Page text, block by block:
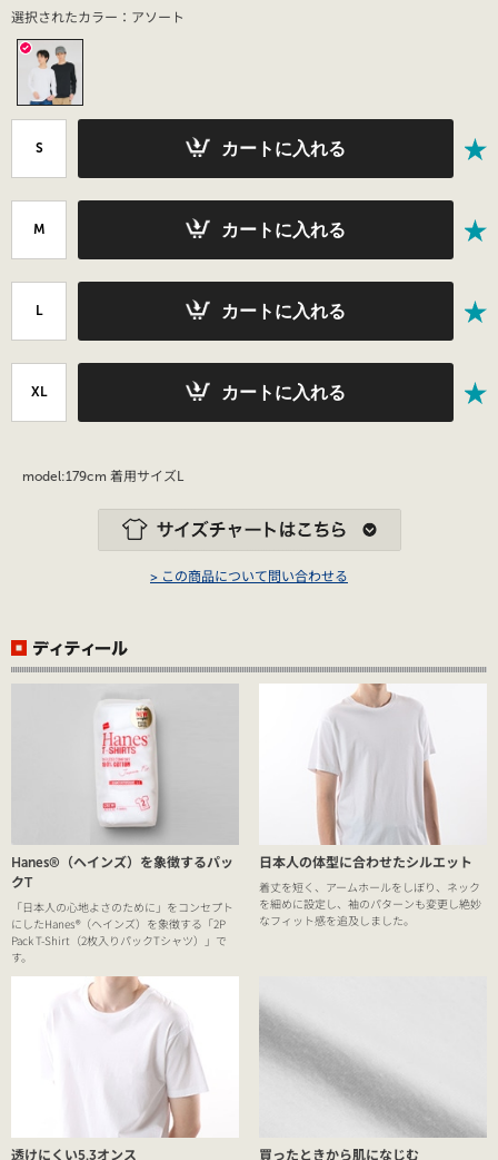
選択されたカラー：アソート
S カートに入れる
M カートに入れる
L カートに入れる
XL カートに入れる
model:179cm 着用サイズL
> この商品について問い合わせる
Hanes®（ヘインズ）を象徴するパッ
クT
「日本人の心地よさのために」をコンセプト
にしたHanes®（ヘインズ）を象徴する「2P
Pack T-Shirt（2枚入りパックTシャツ）」で
す。
日本人の体型に合わせたシルエット
着丈を短く、アームホールをしぼり、ネック
を細めに設定し、袖のパターンも変更し絶妙
なフィット感を追及しました。
透けにくい5.3オンス 買ったときから肌になじむ